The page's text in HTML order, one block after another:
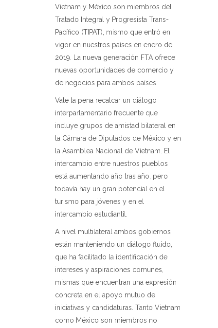
Vietnam y México son miembros del
Tratado Integral y Progresista Trans-
Pacífico (TIPAT), mismo que entró en
vigor en nuestros países en enero de
2019. La nueva generación FTA ofrece
nuevas oportunidades de comercio y
de negocios para ambos países.
Vale la pena recalcar un diálogo
interparlamentario frecuente que
incluye grupos de amistad bilateral en
la Cámara de Diputados de México y en
la Asamblea Nacional de Vietnam. El
intercambio entre nuestros pueblos
está aumentando año tras año, pero
todavía hay un gran potencial en el
turismo para jóvenes y en el
intercambio estudiantil.
A nivel multilateral ambos gobiernos
están manteniendo un diálogo fluido,
que ha facilitado la identificación de
intereses y aspiraciones comunes,
mismas que encuentran una expresión
concreta en el apoyo mutuo de
iniciativas y candidaturas. Tanto Vietnam
como México son miembros no